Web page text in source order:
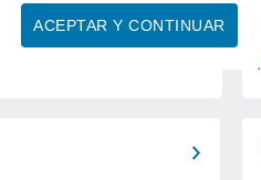
ACEPTAR Y CONTINUAR